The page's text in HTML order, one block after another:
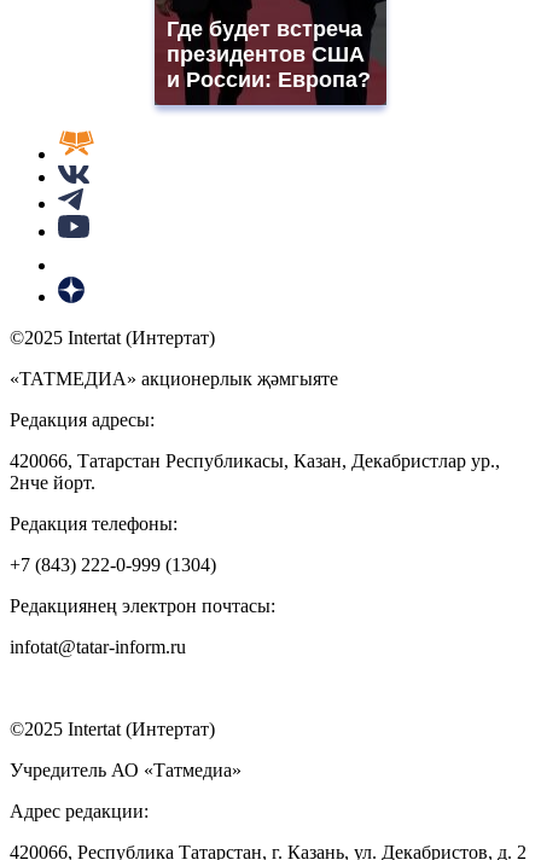
Где будет встреча
президентов США
и России: Европа?
©2025 Intertat (Интертат)
«ТАТМЕДИА» акционерлык җәмгыяте
Редакция адресы:
420066, Татарстан Республикасы, Казан, Декабристлар ур.,
2нче йорт.
Редакция телефоны:
+7 (843) 222-0-999 (1304)
Редакциянең электрон почтасы:
infotat@tatar-inform.ru
©2025 Intertat (Интертат)
Учредитель АО «Татмедиа»
Адрес редакции:
420066, Республика Татарстан, г. Казань, ул. Декабристов, д. 2